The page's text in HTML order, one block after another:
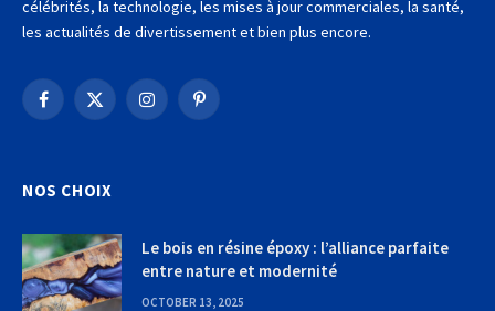
célébrités, la technologie, les mises à jour commerciales, la santé,
les actualités de divertissement et bien plus encore.
Facebook
X
InstagramPinterest
NOS CHOIX
Le bois en résine époxy : l’alliance parfaite
entre nature et modernité
OCTOBER 13, 2025